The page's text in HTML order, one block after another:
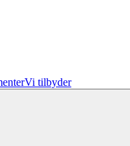
Vi tilbyder